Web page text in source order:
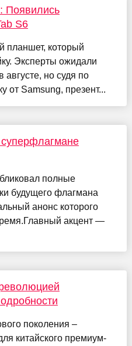
Появились
S6
планшет, который
Эксперты ожидали
но судя по
от Samsung, презент...
полные
будущего флагмана
анонс которого
акцент —
поколения –
китайского премиум-